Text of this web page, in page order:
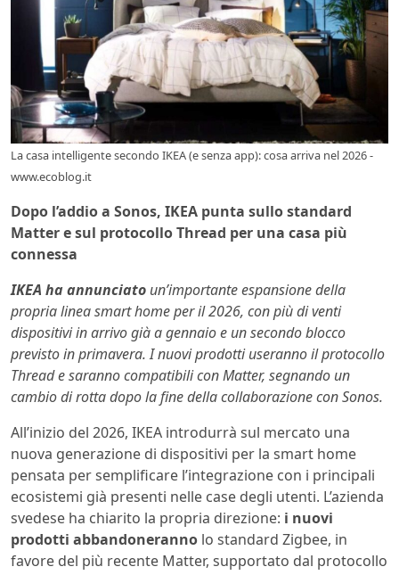
La casa intelligente secondo IKEA (e senza app): cosa arriva nel 2026 -
www.ecoblog.it
Dopo l’addio a Sonos, IKEA punta sullo standard
Matter e sul protocollo Thread per una casa più
connessa
IKEA ha annunciato un’importante espansione della
propria linea smart home per il 2026, con più di venti
dispositivi in arrivo già a gennaio e un secondo blocco
previsto in primavera. I nuovi prodotti useranno il protocollo
Thread e saranno compatibili con Matter, segnando un
cambio di rotta dopo la fine della collaborazione con Sonos.
All’inizio del 2026, IKEA introdurrà sul mercato una
nuova generazione di dispositivi per la smart home
pensata per semplificare l’integrazione con i principali
ecosistemi già presenti nelle case degli utenti. L’azienda
svedese ha chiarito la propria direzione: i nuovi
prodotti abbandoneranno lo standard Zigbee, in
favore del più recente Matter, supportato dal protocollo